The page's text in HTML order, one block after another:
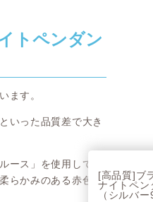
[高品質]ブ
ナイトペン
（シルバー
トペンダン
ます。
いった品質差で大き
ース」を使用してペ
らかみのある赤色も